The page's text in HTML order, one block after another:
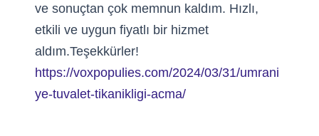
ve sonuçtan çok memnun kaldım. Hızlı,
etkili ve uygun fiyatlı bir hizmet
aldım.Teşekkürler!
https://voxpopulies.com/2024/03/31/umrani
ye-tuvalet-tikanikligi-acma/